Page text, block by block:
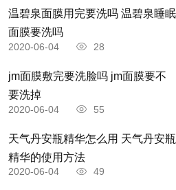
温碧泉面膜用完要洗吗 温碧泉睡眠
面膜要洗吗
2020-06-04 28
jm面膜敷完要洗脸吗 jm面膜要不
要洗掉
2020-06-04 55
天气丹安瓶精华怎么用 天气丹安瓶
精华的使用方法
2020-06-04 49